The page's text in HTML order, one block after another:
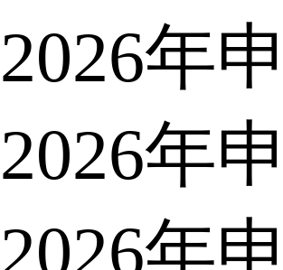
2026年
2026年
2026年